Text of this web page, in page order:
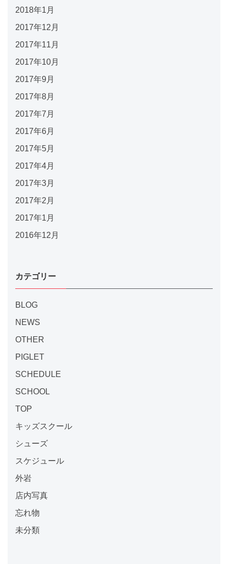
2018年1月
2017年12月
2017年11月
2017年10月
2017年9月
2017年8月
2017年7月
2017年6月
2017年5月
2017年4月
2017年3月
2017年2月
2017年1月
2016年12月
カテゴリー
BLOG
NEWS
OTHER
PIGLET
SCHEDULE
SCHOOL
TOP
キッズスクール
シューズ
スケジュール
外岩
店内写真
忘れ物
未分類